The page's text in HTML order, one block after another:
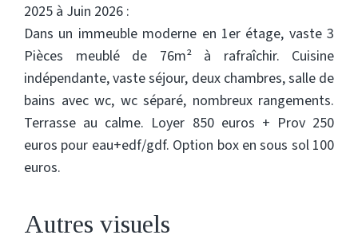
2025 à Juin 2026 :
Dans un immeuble moderne en 1er étage, vaste 3
Pièces meublé de 76m² à rafraîchir. Cuisine
indépendante, vaste séjour, deux chambres, salle de
bains avec wc, wc séparé, nombreux rangements.
Terrasse au calme. Loyer 850 euros + Prov 250
euros pour eau+edf/gdf. Option box en sous sol 100
euros.
Autres visuels